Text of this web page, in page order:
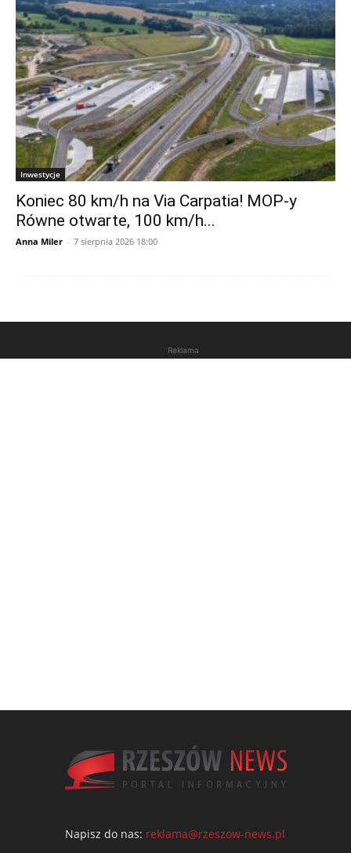
Inwestycje
Koniec 80 km/h na Via Carpatia! MOP-y
Równe otwarte, 100 km/h...
Anna Miler - 7 sierpnia 2026 18:00
Reklama
Napisz do nas: reklama@rzeszow-news.pl